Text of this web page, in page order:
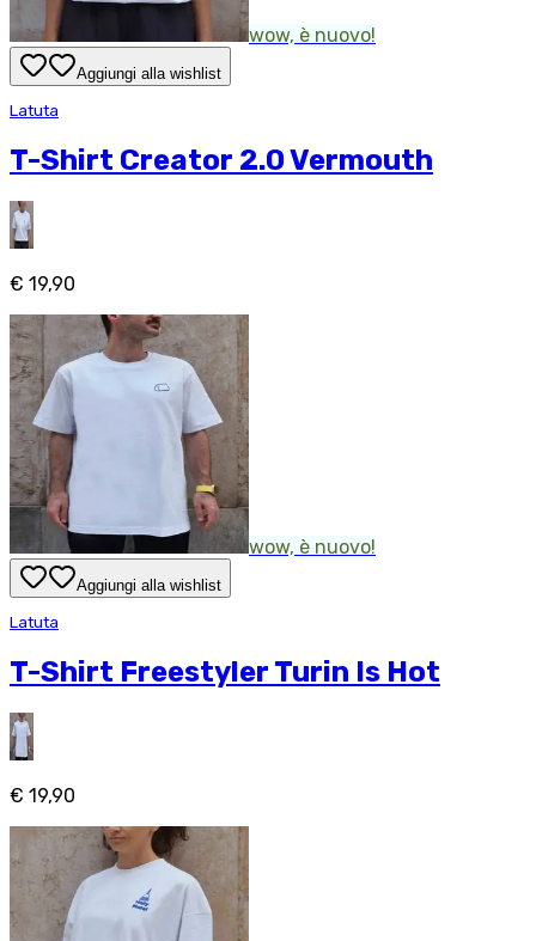
wow, è nuovo!
Aggiungi alla wishlist
Latuta
T-Shirt Creator 2.0 Vermouth
€ 19,90
wow, è nuovo!
Aggiungi alla wishlist
Latuta
T-Shirt Freestyler Turin Is Hot
€ 19,90